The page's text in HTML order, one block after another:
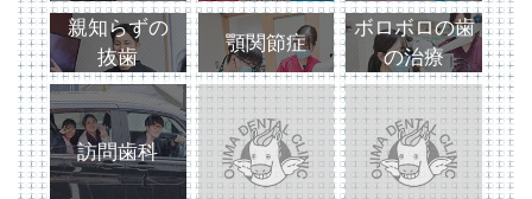
親知らずの
抜歯
顎関節症
ボロボロの歯
の治療
訪問歯科